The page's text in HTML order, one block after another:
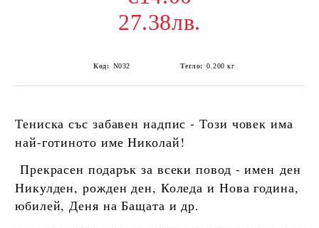
27.38лв.
Код: N032 Тегло: 0.200 кг
Тениска със забавен надпис -Този човек има
най-готиното име Николай!
Прекрасен подарък за всеки повод - имен ден
Никулден, рожден ден, Коледа и Нова година,
юбилей, Деня на Бащата и др.